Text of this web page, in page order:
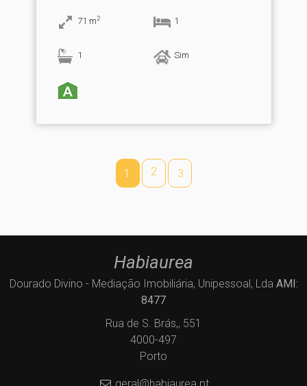
71 m2 1
1 Sim
1 2 3
Habiaurea
Dourado Divino - Mediação Imobiliária, Unipessoal, Lda AMI:
8477
Rua de S. Brás,, 551
4000-497
Porto
geral@habiaurea.pt